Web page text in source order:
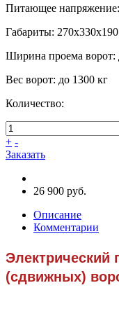
Питающее напряжение:
Габариты:
Ширина проема ворот:
Вес ворот: до 1300 кг
Количество:
+ -
Заказать
26 900 руб.
Описание
Комментарии
Электрический
(сдвижных)